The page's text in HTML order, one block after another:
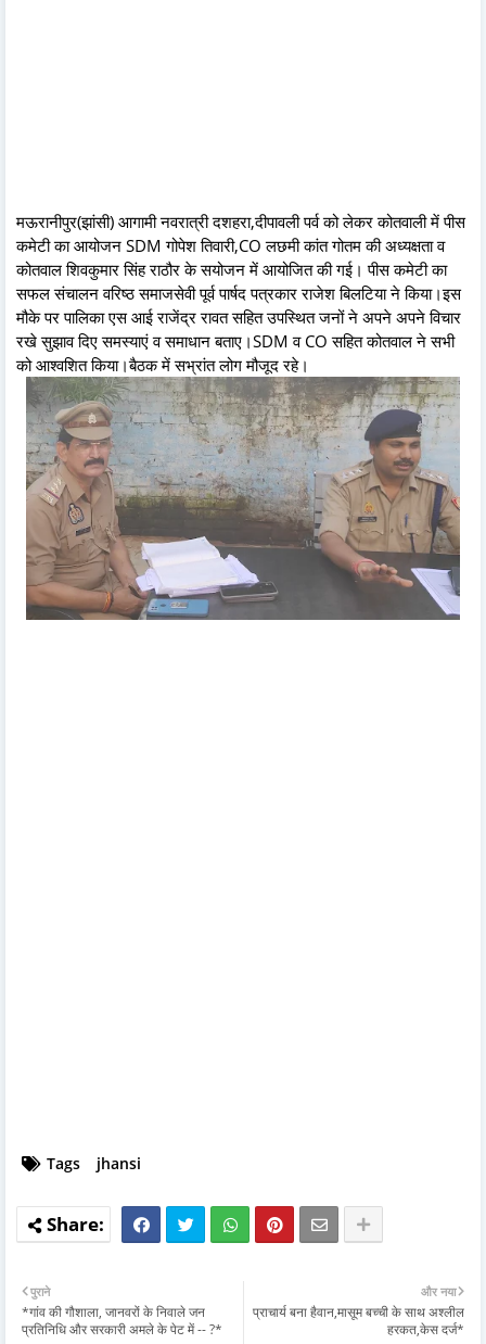
मऊरानीपुर(झांसी) आगामी नवरात्री दशहरा,दीपावली पर्व को लेकर कोतवाली में पीस
कमेटी का आयोजन SDM गोपेश तिवारी,CO लछमी कांत गोतम की अध्यक्षता व
कोतवाल शिवकुमार सिंह राठौर के सयोजन में आयोजित की गई। पीस कमेटी का
सफल संचालन वरिष्ठ समाजसेवी पूर्व पार्षद पत्रकार राजेश बिलटिया ने किया।इस
मौके पर पालिका एस आई राजेंद्र रावत सहित उपस्थित जनों ने अपने अपने विचार
रखे सुझाव दिए समस्याएं व समाधान बताए।SDM व CO सहित कोतवाल ने सभी
को आश्वशित किया।बैठक में सभ्रांत लोग मौजूद रहे।
Tags jhansi
और नया
प्राचार्य बना हैवान,मासूम बच्ची के साथ अश्लील
हरकत,केस दर्ज*
पुराने
*गांव की गौशाला, जानवरों के निवाले जन
प्रतिनिधि और सरकारी अमले के पेट में -- ?*